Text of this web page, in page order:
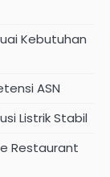
Kebutuhan
ASN
Listrik Stabil
Restaurant